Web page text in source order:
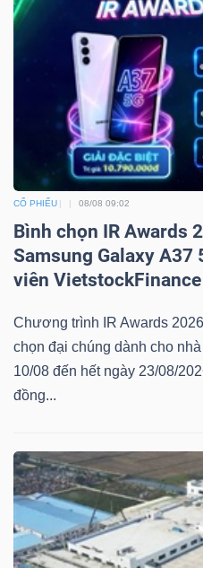
CỔ PHIẾU 08/08 09:02
Bình chọn IR Awards
Samsung Galaxy A37
viên VietstockFinance
Chương trình IR Awards
chọn đại chúng dành cho
10/08 đến hết ngày 23/08/
đồng...